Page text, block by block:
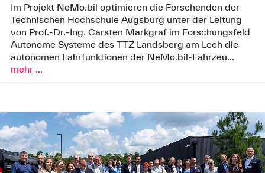
Im Projekt NeMo.bil optimieren die Forschenden der
Technischen Hochschule Augsburg unter der Leitung
von Prof.-Dr.-Ing. Carsten Markgraf im Forschungsfeld
Autonome Systeme des TTZ Landsberg am Lech die
autonomen Fahrfunktionen der NeMo.bil-Fahrzeu...
mehr ...